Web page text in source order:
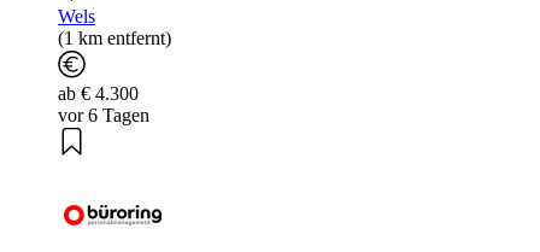
Wels
(1 km entfernt)
ab € 4.300
vor 6 Tagen